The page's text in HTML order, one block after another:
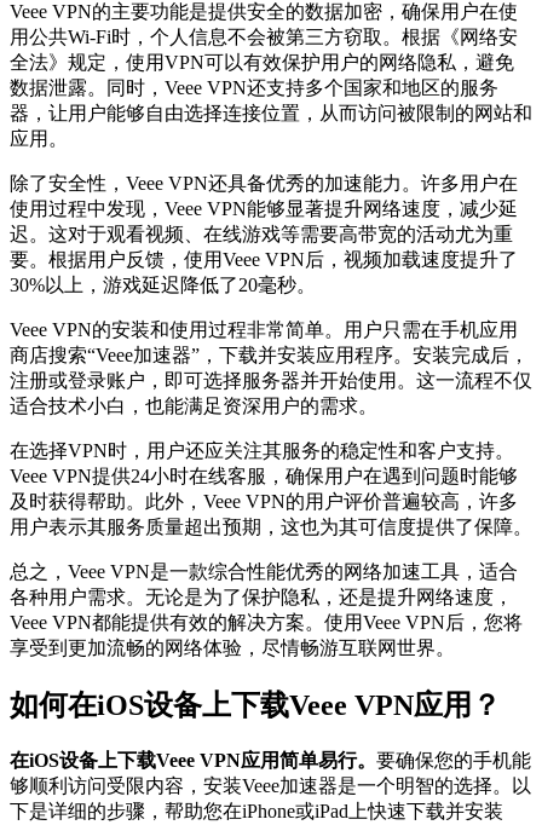
Veee VPN的主要功能是提供安全的数据加密，确保用户在使
用公共Wi-Fi时，个人信息不会被第三方窃取。根据《网络安
全法》规定，使用VPN可以有效保护用户的网络隐私，避免
数据泄露。同时，Veee VPN还支持多个国家和地区的服务
器，让用户能够自由选择连接位置，从而访问被限制的网站和
应用。
除了安全性，Veee VPN还具备优秀的加速能力。许多用户在
使用过程中发现，Veee VPN能够显著提升网络速度，减少延
迟。这对于观看视频、在线游戏等需要高带宽的活动尤为重
要。根据用户反馈，使用Veee VPN后，视频加载速度提升了
30%以上，游戏延迟降低了20毫秒。
Veee VPN的安装和使用过程非常简单。用户只需在手机应用
商店搜索“Veee加速器”，下载并安装应用程序。安装完成后，
注册或登录账户，即可选择服务器并开始使用。这一流程不仅
适合技术小白，也能满足资深用户的需求。
在选择VPN时，用户还应关注其服务的稳定性和客户支持。
Veee VPN提供24小时在线客服，确保用户在遇到问题时能够
及时获得帮助。此外，Veee VPN的用户评价普遍较高，许多
用户表示其服务质量超出预期，这也为其可信度提供了保障。
总之，Veee VPN是一款综合性能优秀的网络加速工具，适合
各种用户需求。无论是为了保护隐私，还是提升网络速度，
Veee VPN都能提供有效的解决方案。使用Veee VPN后，您将
享受到更加流畅的网络体验，尽情畅游互联网世界。
如何在iOS设备上下载Veee VPN应用？
在iOS设备上下载Veee VPN应用简单易行。 要确保您的手机能
够顺利访问受限内容，安装Veee加速器是一个明智的选择。以
下是详细的步骤，帮助您在iPhone或iPad上快速下载并安装